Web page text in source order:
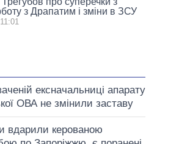
з Драпатим і зміни в ЗСУ
ексначальниці апарату
ОВА не змінили заставу
вдарили керованою